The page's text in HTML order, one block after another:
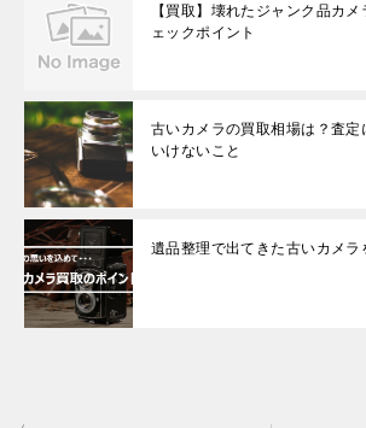
【買取】壊れたジャンク品カ
ェックポイント
古いカメラの買取相場は？査定
いけないこと
遺品整理で出てきた古いカメラ